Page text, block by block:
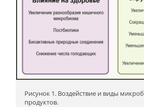
Рисунок 1. Воздействие и виды
продуктов.